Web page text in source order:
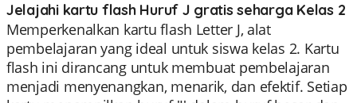
Jelajahi kartu flash Huruf J gratis seharga Kelas 2
Memperkenalkan kartu flash Letter J, alat
pembelajaran yang ideal untuk siswa kelas 2. Kartu
flash ini dirancang untuk membuat pembelajaran
menjadi menyenangkan, menarik, dan efektif. Setiap